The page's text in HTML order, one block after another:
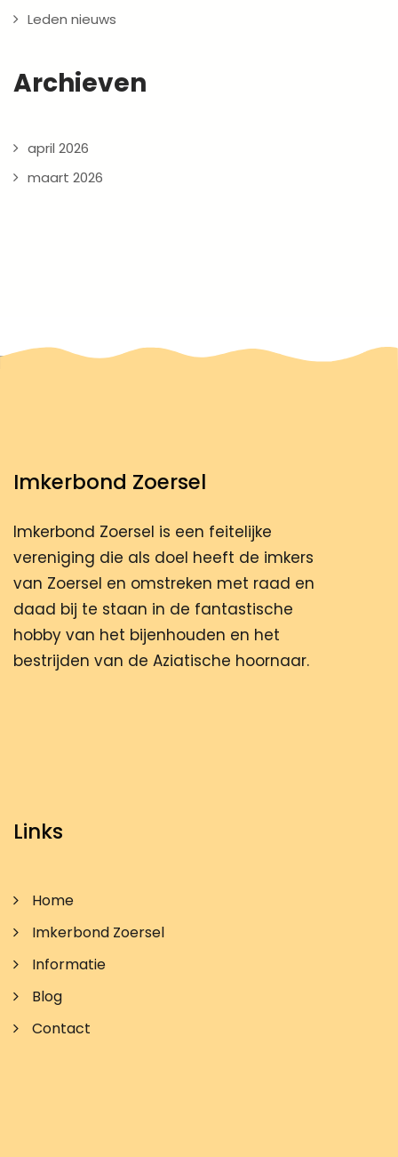
Leden nieuws
Archieven
april 2026
maart 2026
Imkerbond Zoersel
Imkerbond Zoersel is een feitelijke
vereniging die als doel heeft de imkers
van Zoersel en omstreken met raad en
daad bij te staan in de fantastische
hobby van het bijenhouden en het
bestrijden van de Aziatische hoornaar.
Links
Home
Imkerbond Zoersel
Informatie
Blog
Contact